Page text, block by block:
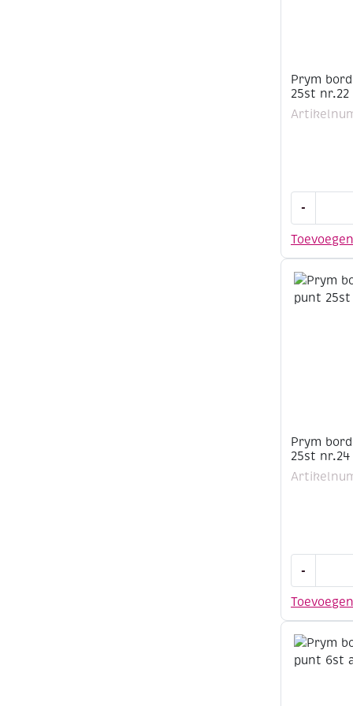
Prym
25st nr.22
Toevoegen
-
met
25st
nr.22
aantal
Prym
25st nr.24
Toevoegen
-
met
25st
nr.24
aantal